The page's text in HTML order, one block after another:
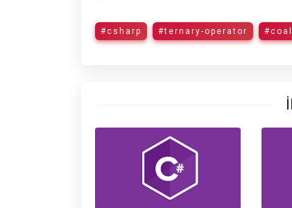
#csharp #ternary-operator